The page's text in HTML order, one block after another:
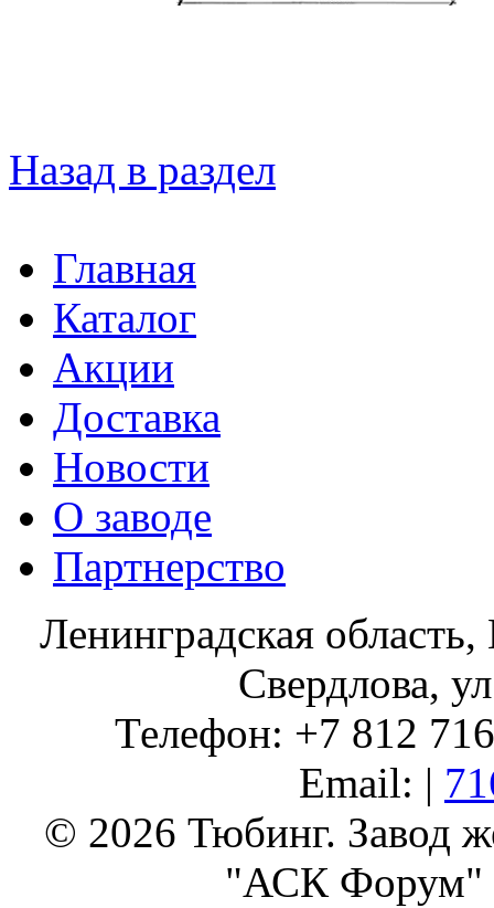
Назад в раздел
Главная
Каталог
Акции
Доставка
Новости
О заводе
Партнерство
Ленинградская
Свердлова,
Телефон: +7 812
Email: |
© 2026 Тюбинг. Завод
"АСК Форум"